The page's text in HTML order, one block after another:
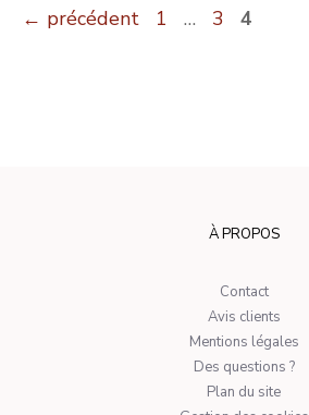
← précédent Page
1 … Page
3 Page
4
À PROPOS
Contact
Avis clients
Mentions légales
Des questions ?
Plan du site